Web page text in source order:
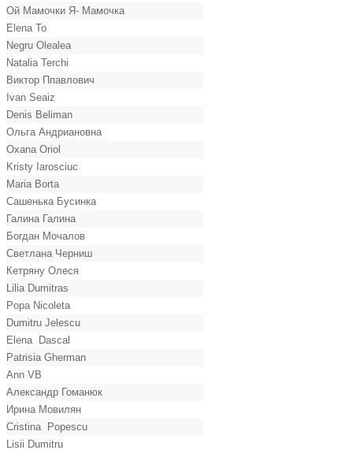
Ой Мамочки Я- Мамочка
Elena To
Negru Olealea
Natalia Terchi
Виктор Ппавлович
Ivan Seaiz
Denis Beliman
Ольга Андриановна
Oxana Oriol
Kristy Iarosciuc
Maria Borta
Сашенька Бусинка
Галина Галина
Богдан Мочалов
Светлана Черниш
Кетряну Олеся
Lilia Dumitras
Popa Nicoleta
Dumitru Jelescu
Elena Dascal
Patrisia Gherman
Ann VB
Александр Гоманюк
Ирина Мовилян
Cristina Popescu
Lisii Dumitru